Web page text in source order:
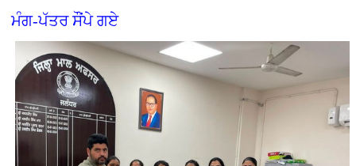
ਮੰਗ-ਪੱਤਰ ਸੌਂਪੇ ਗਏ